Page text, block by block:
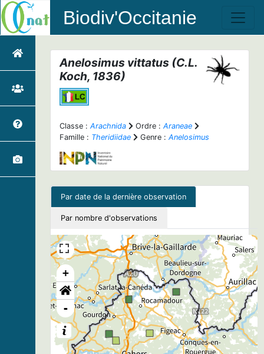
Biodiv'Occitanie
Anelosimus vittatus (C.L.
Koch, 1836)
Classe : Arachnida Ordre : Araneae
Famille : Theridiidae Genre : Anelosimus
Par date de la dernière observation
Par nombre d'observations
+
-